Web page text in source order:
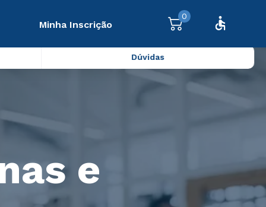
Minha Inscrição
0
Dúvidas
e